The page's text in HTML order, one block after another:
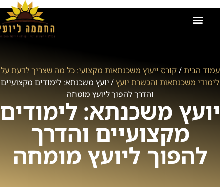
עמוד הבית/קורס ייעוץ משכנתאות מקצועי: כל מה שצריך לדעת על
לימודי משכנתאות והכשרת יועץ/ יועץ משכנתא: לימודים מקצועיים
והדרך להפוך ליועץ מומחה
יועץ משכנתא: לימודים
מקצועיים והדרך
להפוך ליועץ מומחה